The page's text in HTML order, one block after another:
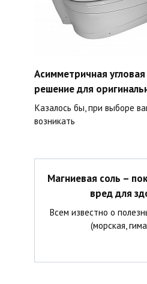
Асимметричная
решение для
Казалось бы, при выборе
возникать
Магниевая соль –
вред для
Всем известно о
(морская,